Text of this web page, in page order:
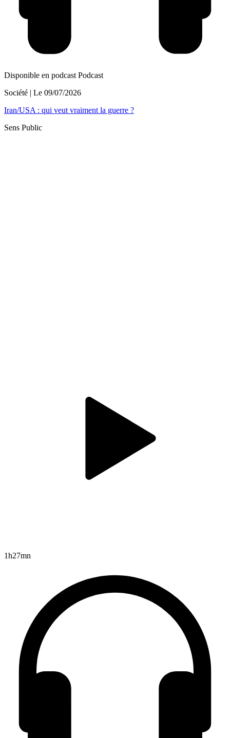
Disponible en podcast Podcast
Société | Le 09/07/2026
Iran/USA : qui veut vraiment la guerre ?
Sens Public
1h27mn